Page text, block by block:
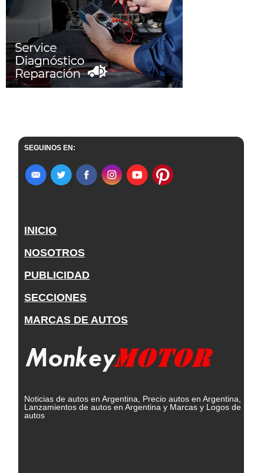
SEGUINOS EN:
INICIO
NOSOTROS
PUBLICIDAD
SECCIONES
MARCAS DE AUTOS
Noticias de autos en Argentina, Precio autos en Argentina,
Lanzamientos de autos en Argentina y Marcas y Logos de
autos